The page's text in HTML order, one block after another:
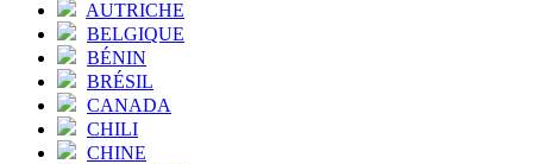
AUTRICHE
BELGIQUE
BÉNIN
BRÉSIL
CANADA
CHILI
CHINE